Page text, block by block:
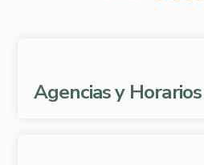
Agencias y Horarios